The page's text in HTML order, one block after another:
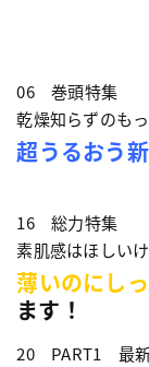
06 巻頭特集
乾燥知らずのも
超うるおう
16 総力特集
素肌感はほしい
薄いのにし
ます！
20 PART1 最新